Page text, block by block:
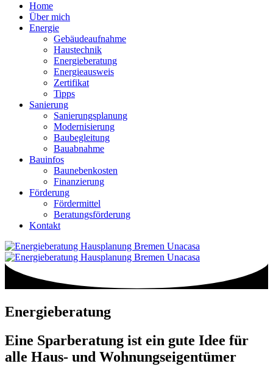
Home
Über mich
Energie
Gebäudeaufnahme
Haustechnik
Energieberatung
Energieausweis
Zertifikat
Tipps
Sanierung
Sanierungsplanung
Modernisierung
Baubegleitung
Bauabnahme
Bauinfos
Baunebenkosten
Finanzierung
Förderung
Fördermittel
Beratungsförderung
Kontakt
Energieberatung
Eine Sparberatung ist ein gute Idee für
alle Haus- und Wohnungseigentümer